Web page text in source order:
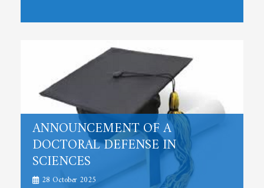
ANNOUNCEMENT OF A
DOCTORAL DEFENSE IN
SCIENCES
28 October 2025